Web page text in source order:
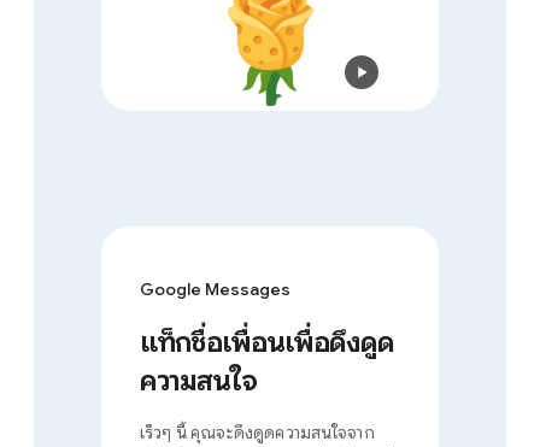
Google Messages
แท็กชื่อเพื่อนเพื่อดึงดูด
ความสนใจ
เร็วๆ นี้ คุณจะดึงดูดความสนใจจาก